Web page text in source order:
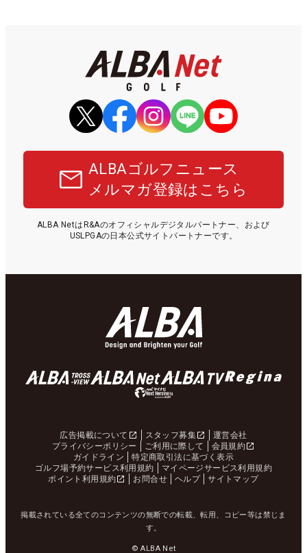
ALBAゴルフニュース
メルマガ登録はこちら
ALBA NetはR&Aのオフィシャルデジタルパートナー、および
USLPGAの日本公式サイトパートナーです。
広告掲載について スタッフ募集
運営会社
プライバシーポリシー
ご利用に際して
会員規約
ガイドライン
特定商取引法に基づく表示
ゴルフ場予約サービス利用規約
マイページサービス利用規約
ポイント利用規約
お問合せ ヘルプ サイトマップ
掲載されている全てのコンテンツの無断での転載、転用、コピー等は禁じま
す。
© ALBA Net